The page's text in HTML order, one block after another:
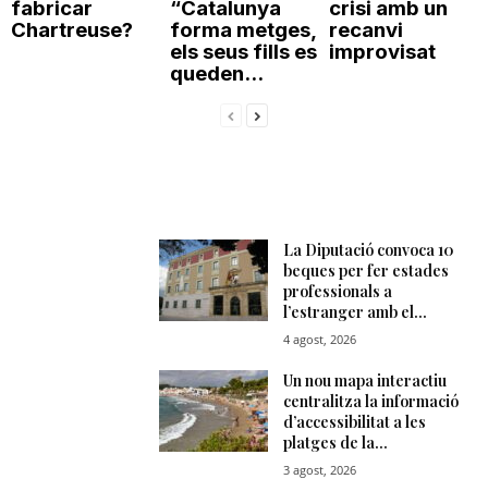
fabricar
Chartreuse?
“Catalunya
forma metges,
els seus fills es
queden...
crisi amb un
recanvi
improvisat